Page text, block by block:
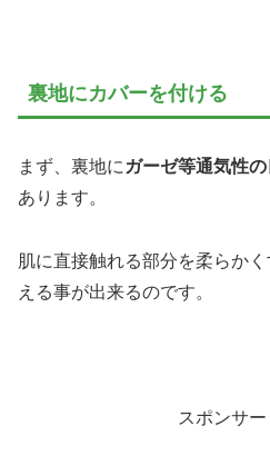
裏地にカバーを付ける
まず、裏地に ガーゼ等通気性
あります。
肌に直接触れる部分を柔らか
える事が出来るのです。
スポンサー